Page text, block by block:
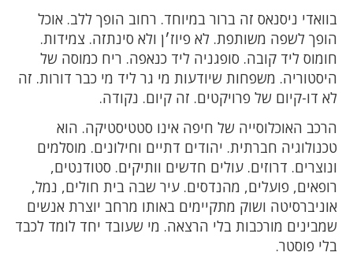
בוואדי ניסנאס זה ברור במיוחד. רחוב הופך ללב. אוכל
הופך לשפה משותפת. לא פיוז׳ן ולא סינתזה. צמידות.
חומוס ליד קובה. סופגניה ליד כנאפה. ריח כמוסה של
היסטוריה. משפחות שיודעות מי גר ליד מי כבר דורות. זה
לא דו-קיום של פרויקטים. זה קיום. נקודה.
הרכב האוכלוסייה של חיפה אינו סטטיסטיקה. הוא
טכנולוגיה חברתית. יהודים דתיים וחילונים. מוסלמים
ונוצרים. דרוזים. עולים חדשים וותיקים. סטודנטים,
רופאים, פועלים, מהנדסים. עיר שבה בית חולים, נמל,
אוניברסיטה ושוק מתקיימים באותו מרחב יוצרת אנשים
שמבינים מורכבות בלי הרצאה. מי שעובד יחד לומד לכבד
בלי פוסטר.